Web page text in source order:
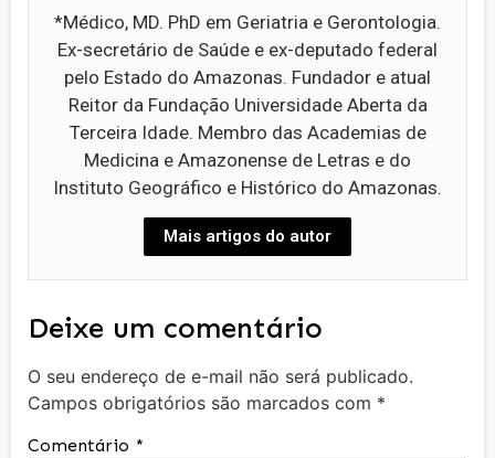
*Médico, MD. PhD em Geriatria e Gerontologia.
Ex-secretário de Saúde e ex-deputado federal
pelo Estado do Amazonas. Fundador e atual
Reitor da Fundação Universidade Aberta da
Terceira Idade. Membro das Academias de
Medicina e Amazonense de Letras e do
Instituto Geográfico e Histórico do Amazonas.
Mais artigos do autor
Deixe um comentário
O seu endereço de e-mail não será publicado.
Campos obrigatórios são marcados com *
Comentário *